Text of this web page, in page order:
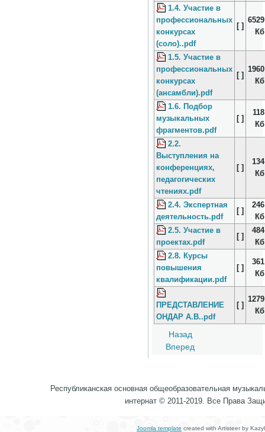
1.4. Участие в
профессиональных
конкурсах
(соло)..pdf
[ ]
6529
Кб
1.5. Участие в
профессиональных
конкурсах
(ансамбли).pdf
[ ]
1960
Кб
1.6. Подбор
музыкальных
фрагментов.pdf
[ ]
118
Кб
2.2.
Выступления на
конференциях,
педагогических
чтениях.pdf
[ ]
134
Кб
2.4. Экспертная
деятельность.pdf
[ ]
246
Кб
2.5. Участие в
проектах.pdf
[ ]
484
Кб
2.8. Курсы
повышения
квалификации.pdf
[ ]
361
Кб
ПРЕДСТАВЛЕНИЕ
ОНДАР А.В..pdf
[ ]
1279
Кб
Назад
Вперед
Республиканская основная общеобразовательная
интернат © 2011-2019. Все Права
Joomla template created with Artisteer by